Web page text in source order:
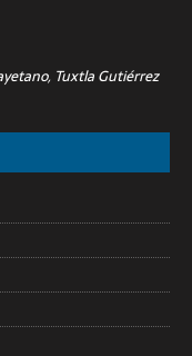
Tuxtla Gutiérrez